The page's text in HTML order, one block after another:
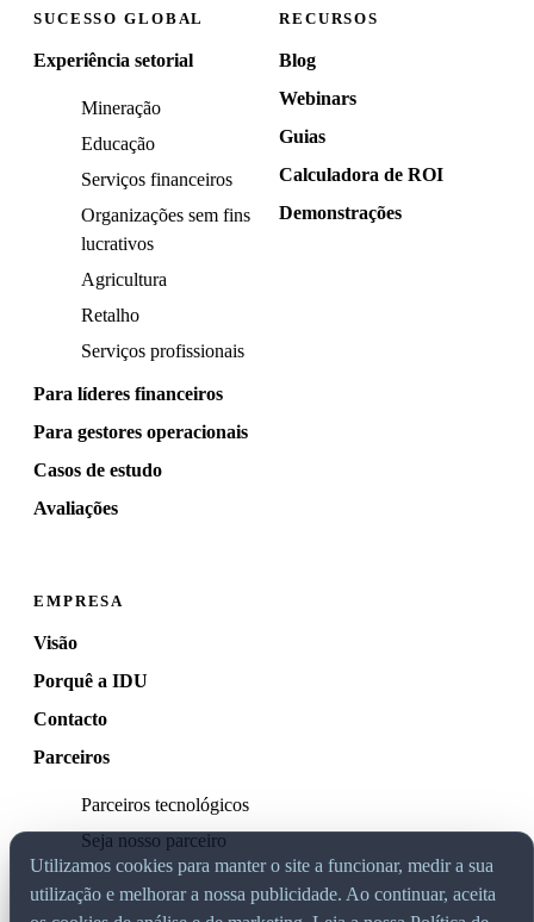
SUCESSO GLOBAL
Experiência setorial
Mineração
Educação
Serviços financeiros
Organizações sem fins
lucrativos
Agricultura
Retalho
Serviços profissionais
Para líderes financeiros
Para gestores operacionais
Casos de estudo
Avaliações
RECURSOS
Blog
Webinars
Guias
Calculadora de ROI
Demonstrações
EMPRESA
Visão
Porquê a IDU
Contacto
Parceiros
Parceiros tecnológicos
Seja nosso parceiro
Utilizamos cookies para manter o site a funcionar, medir a sua
utilização e melhorar a nossa publicidade. Ao continuar, aceita